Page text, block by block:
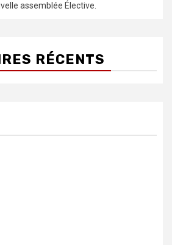
assemblée Élective.
RÉCENTS